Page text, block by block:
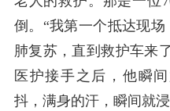
倒。“我第一个抵达现
肺复苏，直到救护车来
医护接手之后，他瞬
抖，满身的汗，瞬间就浸